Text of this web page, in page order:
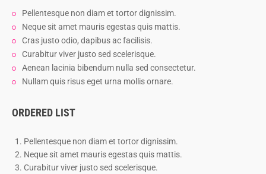
Pellentesque non diam et tortor dignissim.
Neque sit amet mauris egestas quis mattis.
Cras justo odio, dapibus ac facilisis.
Curabitur viver justo sed scelerisque.
Aenean lacinia bibendum nulla sed consectetur.
Nullam quis risus eget urna mollis ornare.
ORDERED LIST
Pellentesque non diam et tortor dignissim.
Neque sit amet mauris egestas quis mattis.
Curabitur viver justo sed scelerisque.